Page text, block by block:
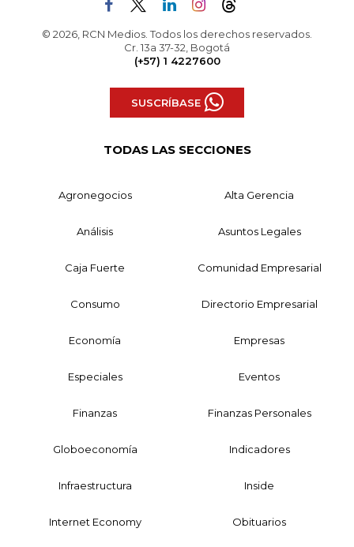
© 2026, RCN Medios. Todos los derechos reservados.
Cr. 13a 37-32, Bogotá
(+57) 1 4227600
SUSCRÍBASE
TODAS LAS SECCIONES
Agronegocios Alta Gerencia
Análisis Asuntos Legales
Caja Fuerte Comunidad Empresarial
Consumo Directorio Empresarial
Economía Empresas
Especiales Eventos
Finanzas Finanzas Personales
Globoeconomía Indicadores
Infraestructura Inside
Internet Economy Obituarios